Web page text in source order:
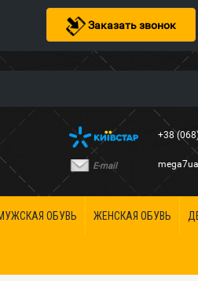
Заказать звонок
+38
E-mail
ОБУВЬ ЖЕНСКАЯ ОБУВЬ